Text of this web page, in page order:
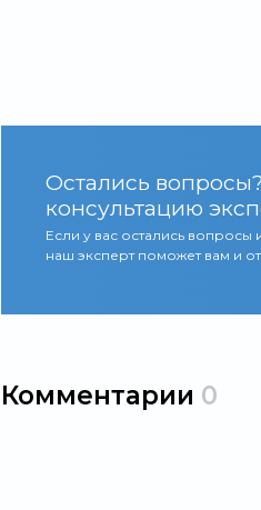
Остались
консультацию
Если у вас остались
наш эксперт поможет вам и
Комментарии 0